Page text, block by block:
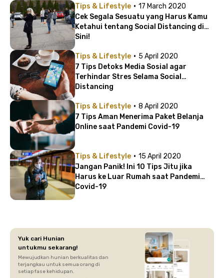
Tips & Lifestyle · 17 March 2020
Cek Segala Sesuatu yang Harus Kamu
Ketahui tentang Social Distancing di
Sini!
Tips & Lifestyle · 5 April 2020
7 Tips Detoks Media Sosial agar
Terhindar Stres Selama Social
Distancing
Tips & Lifestyle · 8 April 2020
7 Tips Aman Menerima Paket Belanja
Online saat Pandemi Covid-19
Tips & Lifestyle · 15 April 2020
Jangan Panik! Ini 10 Tips Jitu jika
Harus ke Luar Rumah saat Pandemi
Covid-19
Yuk cari Hunian
untukmu sekarang!
Mewujudkan hunian berkualitas dan
terjangkau untuk semua orang di
setiap fase kehidupan.